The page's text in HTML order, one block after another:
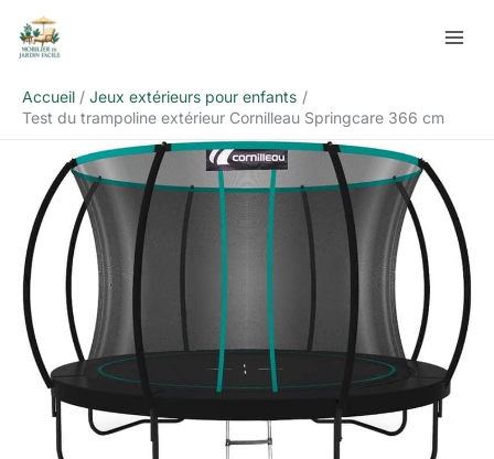
Accueil
Jeux extérieurs pour enfants
Test du trampoline extérieur Cornilleau Springcare 366 cm
Rechercher